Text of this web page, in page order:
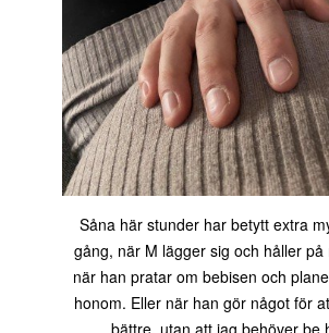
Såna här stunder har betytt extra
gång, när M lägger sig och håller på
när han pratar om bebisen och
honom. Eller när han gör något för